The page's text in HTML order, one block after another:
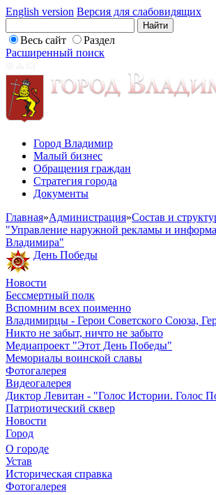
English version Версия для слабовидящих
Весь сайт
Раздел
Расширенный поиск
Город Владимир
Малый бизнес
Обращения граждан
Стратегия города
Документы
Главная»Администрация»Состав и
"Управление наружной рекламы и
Владимира"
День Победы
Новости
Бессмертный полк
Вспомним всех поименно
Владимирцы - Герои Советского Союза,
Никто не забыт, ничто не забыто
Медиапроект "Этот День Победы"
Мемориалы воинской славы
Фотогалерея
Видеогалерея
Диктор Левитан - "Голос Истории. Голос
Патриотический сквер
Новости
Город
О городе
Устав
Историческая справка
Фотогалерея